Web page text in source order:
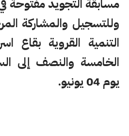
مسابقة التجويد مفتوحة
وللتسجيل والمشاركة
التنمية القروية بقاع
الخامسة والنصف إلى
يوم 04 يونيو.